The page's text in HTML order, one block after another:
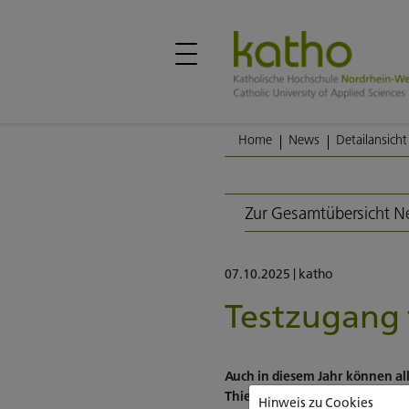
Home News Detailansicht
Zur Gesamtübersicht
07.10.2025 | katho
Auch in diesem Jahr können
Thieme-Verlags zugreifen.
Hinweis zu Cookies